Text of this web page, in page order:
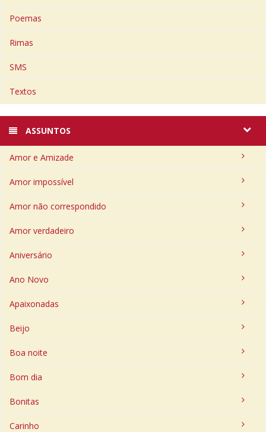
Poemas
Rimas
SMS
Textos
ASSUNTOS
Amor e Amizade
Amor impossível
Amor não correspondido
Amor verdadeiro
Aniversário
Ano Novo
Apaixonadas
Beijo
Boa noite
Bom dia
Bonitas
Carinho